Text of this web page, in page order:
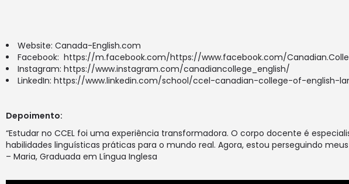
Website: Canada-English.com
Facebook: https://m.facebook.com/https://www.facebook.com/
Instagram: https://www.instagram.com/canadiancollege_english/
LinkedIn: https://www.linkedin.com/school/ccel-canadian-college-of-english-
Depoimento:
“Estudar no CCEL foi uma experiência transformadora. O corpo docente é
habilidades linguísticas práticas para o mundo real. Agora, estou perseguindo
– Maria, Graduada em Língua Inglesa